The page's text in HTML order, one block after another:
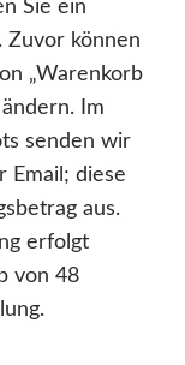
Sie ein
Zuvor können
„Warenkorb
Im
senden wir
Email; diese
aus.
erfolgt
von 48